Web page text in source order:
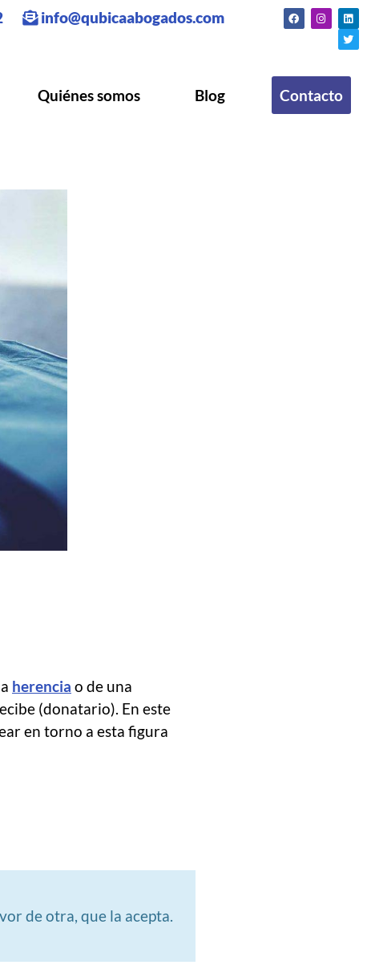
info@qubicaabogados.com
Quiénes somos Blog Contacto
herencia o de una
(donatario). En este
en torno a esta figura
de otra, que la acepta.